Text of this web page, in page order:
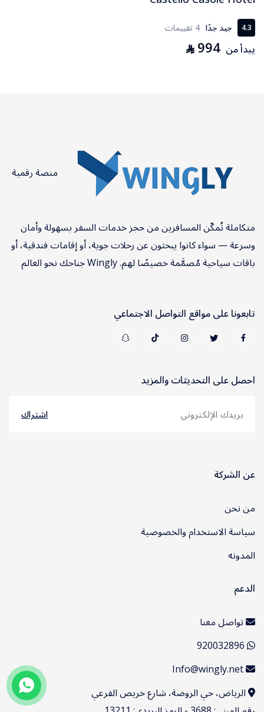
عربي
4.3 جيد جدًا 4 تقييمات
يبدأ من 994
⃁
منصة رقمية
متكاملة تُمكّن المسافرين من حجز خدمات السفر بسهولة وأمان
وسرعة — سواء كانوا يبحثون عن رحلات جوية، أو إقامات فندقية، أو
باقات سياحية مُصمَّمة خصيصًا لهم. Wingly جناحك نحو العالم
تابعونا على مواقع التواصل الاجتماعي
احصل على التحديثات والمزيد
اشتراك
عن الشركة
من نحن
سياسة الاستخدام والخصوصية
المدونه
الدعم
تواصل معنا
الرياض، حي الروضة، شارع خريص الفرعي